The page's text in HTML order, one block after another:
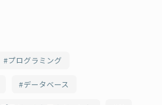
プログラミング
データベース